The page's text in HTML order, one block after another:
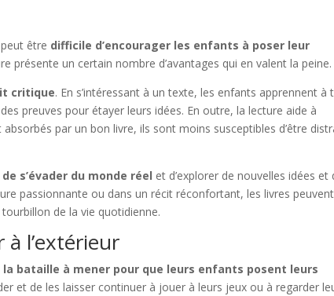
être difficile d’encourager les enfants à poser leur
présente un certain nombre d’avantages qui en valent la peine.
critique. En s’intéressant à un texte, les enfants apprennent à
preuves pour étayer leurs idées. En outre, la lecture aide à
par un bon livre, ils sont moins susceptibles d’être
s’évader du monde réel et d’explorer de nouvelles idées et
passionnante ou dans un récit réconfortant, les livres peuvent
de la vie quotidienne.
l’extérieur
la bataille à mener pour que leurs enfants posent leurs
et de les laisser continuer à jouer à leurs jeux ou à regarder